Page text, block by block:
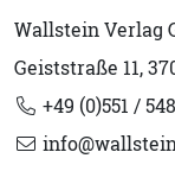
Wallstein Verlag
Geiststraße 11,
+49 (0)551 /